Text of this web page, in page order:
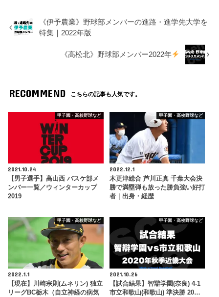
《伊予農業》野球部メンバーの進路・進学先大学を
特集｜2022年版
《高松北》野球部メンバー2022年
RECOMMEND こちらの記事も人気です。
甲子園・高校野球など
2021.10.24
【男子選手】高山西 バスケ部メ
ンバー一覧／ウィンターカップ
2019
甲子園・高校野球など
2022.12.1
木更津総合 芦川正真 千葉大会決
勝で満塁弾も放った勝負強い好打
者｜出身・経歴
甲子園・高校野球など
2022.1.1
【現在】川崎宗則(ムネリン) 独立
リーグBC栃木（自立神経の病気
甲子園・高校野球など
2021.10.26
【試合結果】智辯学園(奈良) 4-1
市立和歌山(和歌山) 準決勝 20…